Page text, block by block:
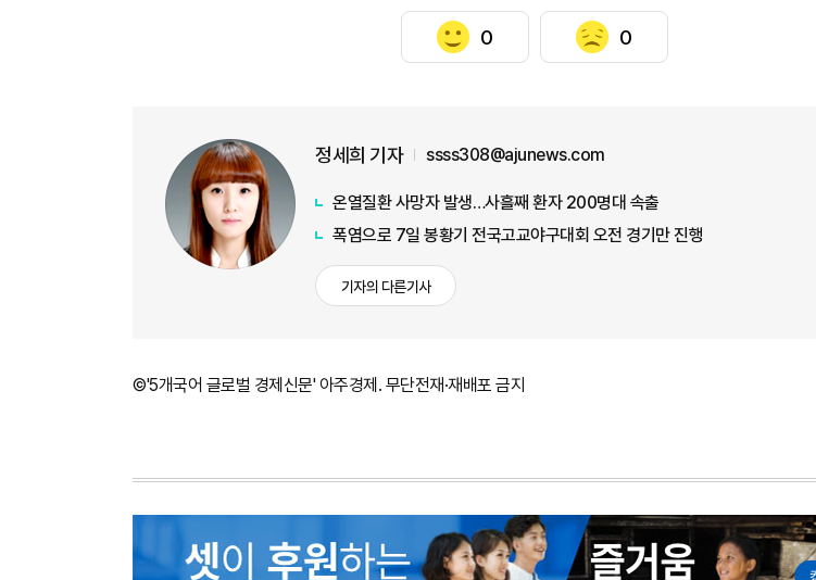
0 0
정세희 기자 ssss308@ajunews.com
온열질환 사망자 발생…사흘째 환자 200명대 속출
폭염으로 7일 봉황기 전국고교야구대회 오전 경기만 진행
기자의 다른기사
©'5개국어 글로벌 경제신문' 아주경제. 무단전재·재배포 금지